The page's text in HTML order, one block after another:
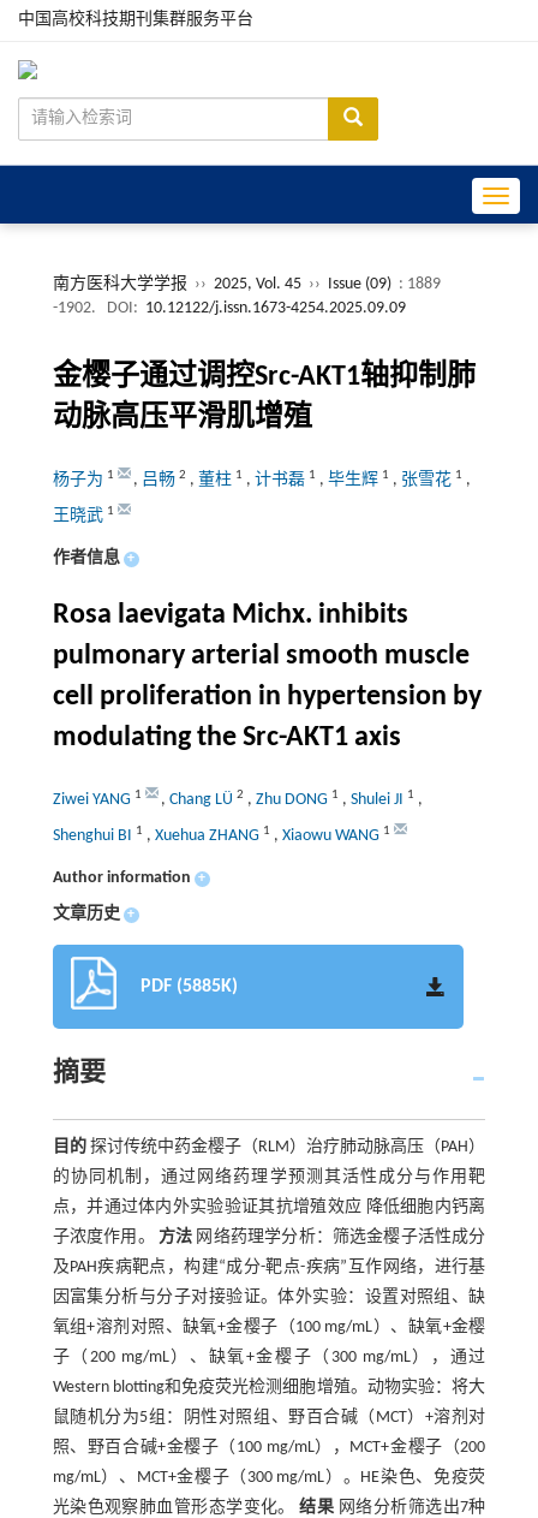
中国高校科技期刊集群服务平台
南方医科大学学报 ›› 2025, Vol. 45 ›› Issue (09) : 1889
-1902.
DOI: 10.12122/j.issn.1673-4254.2025.09.09
金樱子通过调控Src-AKT1轴抑制肺
动脉高压平滑肌增殖
杨子为 1 , 吕畅 2 , 董柱 1 , 计书磊 1 , 毕生辉 1 , 张雪花 1 ,
王晓武 1
作者信息 +
Rosa laevigata Michx. inhibits
pulmonary arterial smooth muscle
cell proliferation in hypertension by
modulating the Src-AKT1 axis
Ziwei YANG 1 , Chang LÜ 2 , Zhu DONG 1 , Shulei JI 1 ,
Shenghui BI 1 , Xuehua ZHANG 1 , Xiaowu WANG 1
Author information +
文章历史 +
PDF (5885K)
摘要
目的探讨传统中药金樱子（RLM）治疗肺动脉高压（PAH）
的协同机制，通过网络药理学预测其活性成分与作用靶
点，并通过体内外实验验证其抗增殖效应 降低细胞内钙离
子浓度作用。 方法 网络药理学分析：筛选金樱子活性成分
及PAH疾病靶点，构建“成分-靶点-疾病”互作网络，进行基
因富集分析与分子对接验证。体外实验：设置对照组、缺
氧组+溶剂对照、缺氧+金樱子（100 mg/mL）、缺氧+金樱
子（200 mg/mL）、缺氧+金樱子（300 mg/mL），通过
Western blotting和免疫荧光检测细胞增殖。动物实验：将大
鼠随机分为5组：阴性对照组、野百合碱（MCT）+溶剂对
照、野百合碱+金樱子（100 mg/mL），MCT+金樱子（200
mg/mL）、MCT+金樱子（300 mg/mL）。HE染色、免疫荧
光染色观察肺血管形态学变化。结果 网络分析筛选出7种